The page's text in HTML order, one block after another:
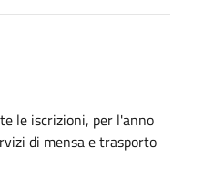
le iscrizioni, per l'anno
di mensa e trasporto